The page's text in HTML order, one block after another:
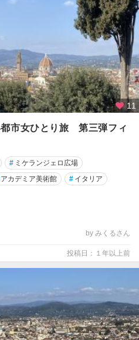
11
市女ひとり旅 第三弾フィ
# ミケランジェロ広場
アカデミア美術館 # イタリア
by みくるさん
投稿日：１年以上前